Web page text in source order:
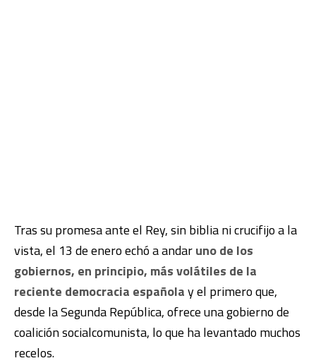
Tras su promesa ante el Rey, sin biblia ni crucifijo a la
vista, el 13 de enero echó a andaruno de los
gobiernos, en principio, más volátiles de la
reciente democracia españolay el primero que,
desde la Segunda República, ofrece una gobierno de
coalición socialcomunista, lo que ha levantado muchos
recelos.